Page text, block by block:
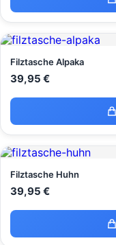
Filztasche Alpaka
39,95 €
Filztasche Huhn
39,95 €